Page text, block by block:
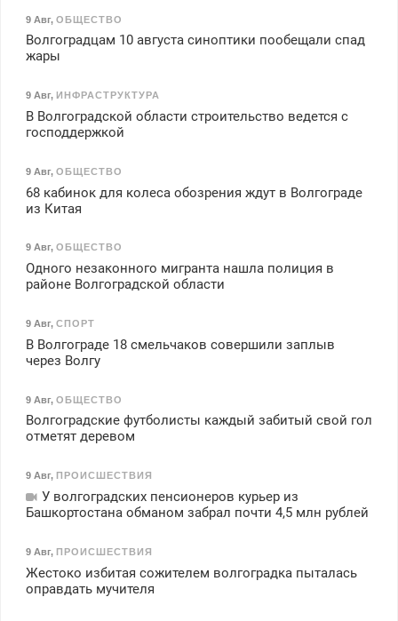
9 Авг, ОБЩЕСТВО
Волгоградцам 10 августа синоптики пообещали спад
жары
9 Авг, ИНФРАСТРУКТУРА
В Волгоградской области строительство ведется с
господдержкой
9 Авг, ОБЩЕСТВО
68 кабинок для колеса обозрения ждут в Волгограде
из Китая
9 Авг, ОБЩЕСТВО
Одного незаконного мигранта нашла полиция в
районе Волгоградской области
9 Авг, СПОРТ
В Волгограде 18 смельчаков совершили заплыв
через Волгу
9 Авг, ОБЩЕСТВО
Волгоградские футболисты каждый забитый свой гол
отметят деревом
9 Авг, ПРОИСШЕСТВИЯ
У волгоградских пенсионеров курьер из
Башкортостана обманом забрал почти 4,5 млн рублей
9 Авг, ПРОИСШЕСТВИЯ
Жестоко избитая сожителем волгоградка пыталась
оправдать мучителя